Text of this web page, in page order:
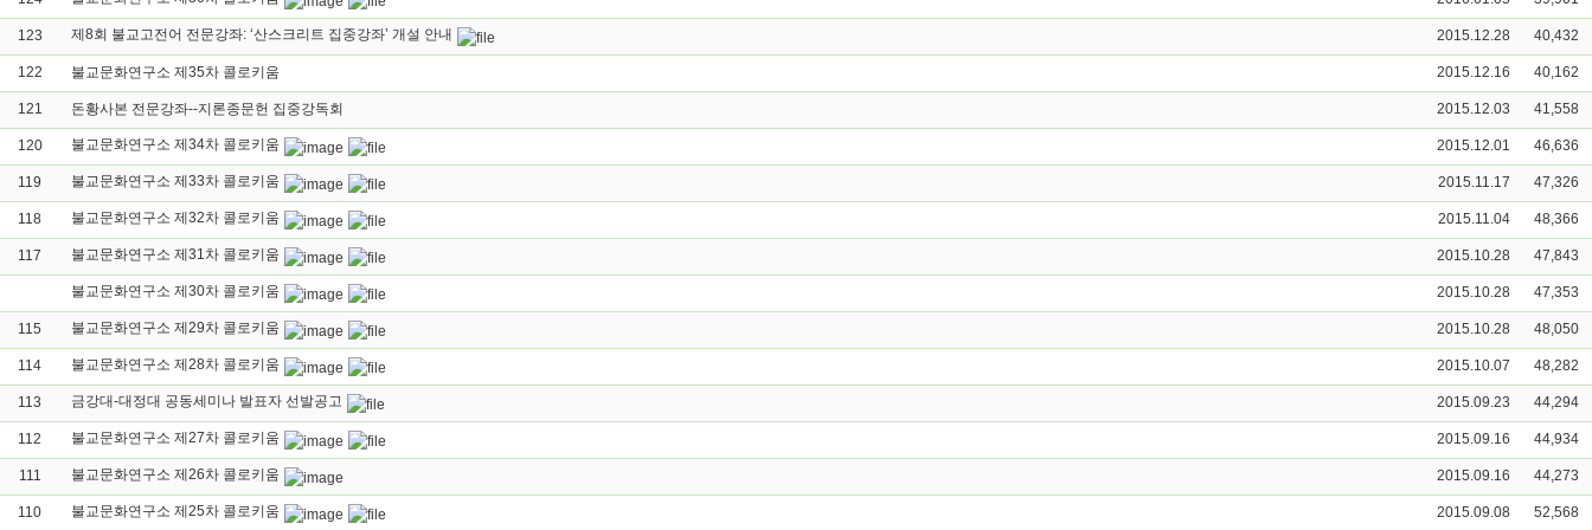
123 제8회 불교고전어 전문강좌: ‘산스크리트 집중강좌’ 개설 안내 2015.12.28 40,432
122 불교문화연구소 제35차 콜로키움 2015.12.16 40,162
121 돈황사본 전문강좌--지론종문헌 집중강독회 2015.12.03 41,558
120 불교문화연구소 제34차 콜로키움 2015.12.01 46,636
119 불교문화연구소 제33차 콜로키움 2015.11.17 47,326
118 불교문화연구소 제32차 콜로키움 2015.11.04 48,366
117 불교문화연구소 제31차 콜로키움 2015.10.28 47,843
불교문화연구소 제30차 콜로키움 2015.10.28 47,353
115 불교문화연구소 제29차 콜로키움 2015.10.28 48,050
114 불교문화연구소 제28차 콜로키움 2015.10.07 48,282
113 금강대-대정대 공동세미나 발표자 선발공고 2015.09.23 44,294
112 불교문화연구소 제27차 콜로키움 2015.09.16 44,934
111 불교문화연구소 제26차 콜로키움 2015.09.16 44,273
110 불교문화연구소 제25차 콜로키움 2015.09.08 52,568